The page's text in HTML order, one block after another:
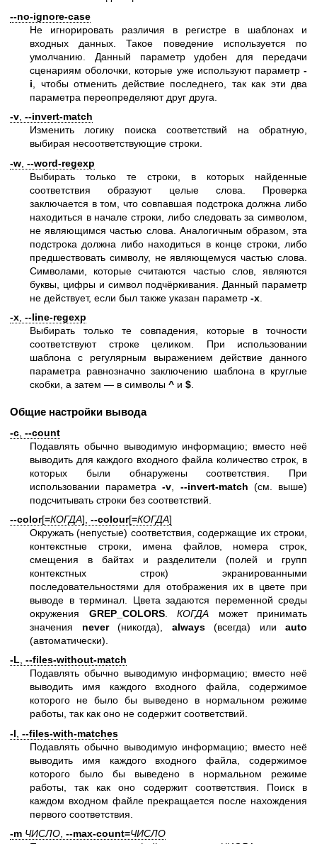
--no-ignore-case
Не игнорировать различия в регистре в шаблонах и
входных данных. Такое поведение используется по
умолчанию. Данный параметр удобен для передачи
сценариям оболочки, которые уже используют параметр -
i , чтобы отменить действие последнего, так как эти два
параметра переопределяют друг друга.
-v --invert-match
Изменить логику поиска соответствий на обратную,
выбирая несоответствующие строки.
-w --word-regexp
Выбирать только те строки, в которых найденные
соответствия образуют целые слова. Проверка
заключается в том, что совпавшая подстрока должна либо
находиться в начале строки, либо следовать за символом,
не являющимся частью слова. Аналогичным образом, эта
подстрока должна либо находиться в конце строки, либо
предшествовать символу, не являющемуся частью слова.
Символами, которые считаются частью слов, являются
буквы, цифры и символ подчёркивания. Данный параметр
не действует, если был также указан параметр -x
-x --line-regexp
Выбирать только те совпадения, которые в точности
соответствуют строке целиком. При использовании
шаблона с регулярным выражением действие данного
параметра равнозначно заключению шаблона в круглые
скобки, а затем — в символы ^ и $
Общие настройки вывода
-c --count
Подавлять обычно выводимую информацию; вместо неё
выводить для каждого входного файла количество строк, в
которых были обнаружены соответствия. При
использовании параметра-v --invert-match (см. выше)
подсчитывать строки без соответствий.
--color[=КОГДА], --colour[=КОГДА]
Окружать (непустые) соответствия, содержащие их строки,
контекстные строки, имена файлов, номера строк,
смещения в байтах и разделители (полей и групп
контекстных строк) экранированными
последовательностями для отображения их в цвете при
выводе в терминал. Цвета задаются переменной среды
окружения GREP_COLORS. КОГДА может принимать
значения never(никогда), always(всегда) или auto
(автоматически).
-L, --files-without-match
Подавлять обычно выводимую информацию; вместо неё
выводить имя каждого входного файла, содержимое
которого не было бы выведено в нормальном режиме
работы, так как оно не содержит соответствий.
-l --files-with-matches
Подавлять обычно выводимую информацию; вместо неё
выводить имя каждого входного файла, содержимое
которого было бы выведено в нормальном режиме
работы, так как оно содержит соответствия. Поиск в
каждом входном файле прекращается после нахождения
первого соответствия.
-m ЧИСЛО --max-count=ЧИСЛО